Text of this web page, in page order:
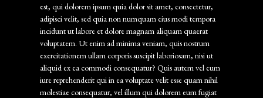
est, qui dolorem ipsum quia dolor sit amet, consectetur,
adipisci velit, sed quia non numquam eius modi tempora
incidunt ut labore et dolore magnam aliquam quaerat
voluptatem. Ut enim ad minima veniam, quis nostrum
exercitationem ullam corporis suscipit laboriosam, nisi ut
aliquid ex ea commodi consequatur? Quis autem vel eum
iure reprehenderit qui in ea voluptate velit esse quam nihil
molestiae consequatur, vel illum qui dolorem eum fugiat